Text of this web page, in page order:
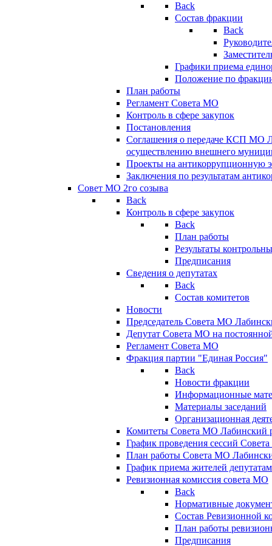
Back
Состав фракции
Back
Графики приема
Положение по
План работы
Регламент Совета МО
Контроль в сфере закупок
Постановления
Соглашения о передаче КСП МО
осуществлению внешнего
Проекты на антикоррупционную
Заключения по результатам
Совет МО 2го созыва
Back
Контроль в сфере закупок
Back
План работы
Результаты
Предписания
Сведения о депутатах
Back
Состав комитетов
Новости
Председатель Совета МО
Депутат Совета МО на
Регламент Совета МО
Фракция партии "Единая Россия"
Back
Новости фракции
Информационные
Материалы заседаний
Организационная
Комитеты Совета МО Лабинский
График проведения сессий
План работы Совета МО
График приема жителей
Ревизионная комиссия совета МО
Back
Нормативные
Состав Ревизионной
План работы
Предписания